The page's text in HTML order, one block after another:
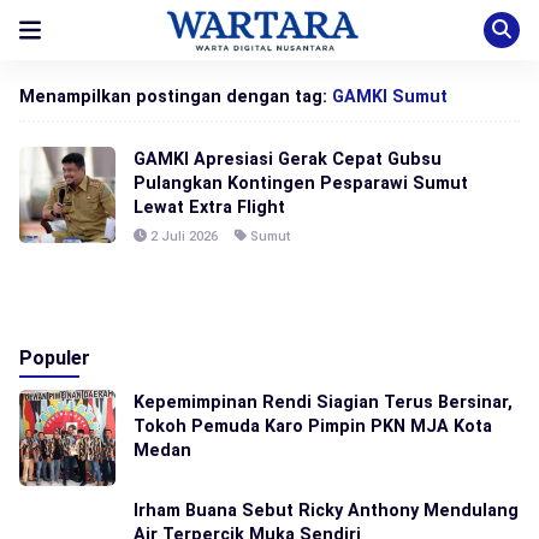
Menampilkan postingan dengan tag: GAMKI Sumut
GAMKI Apresiasi Gerak Cepat Gubsu
Pulangkan Kontingen Pesparawi Sumut
Lewat Extra Flight
2 Juli 2026 Sumut
Populer
Kepemimpinan Rendi Siagian Terus Bersinar,
Tokoh Pemuda Karo Pimpin PKN MJA Kota
Medan
Irham Buana Sebut Ricky Anthony Mendulang
Air Terpercik Muka Sendiri